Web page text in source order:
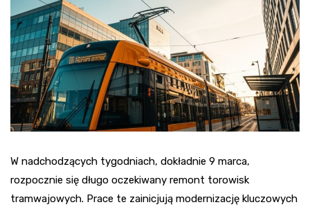
W nadchodzących tygodniach, dokładnie 9 marca,
rozpocznie się długo oczekiwany remont torowisk
tramwajowych. Prace te zainicjują modernizację kluczowych